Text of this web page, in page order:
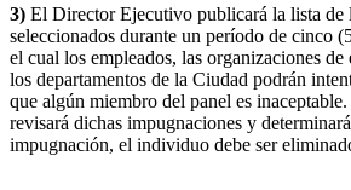
3) El Director Ejecutivo publicará la lista de
seleccionados durante un período de cinco
el cual los empleados, las organizaciones
los departamentos de la Ciudad podrán
que algún miembro del panel es
revisará dichas impugnaciones y
impugnación, el individuo debe ser